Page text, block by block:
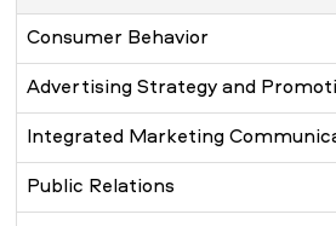
Consumer Behavior
Advertising Strategy and
Integrated Marketing
Public Relations